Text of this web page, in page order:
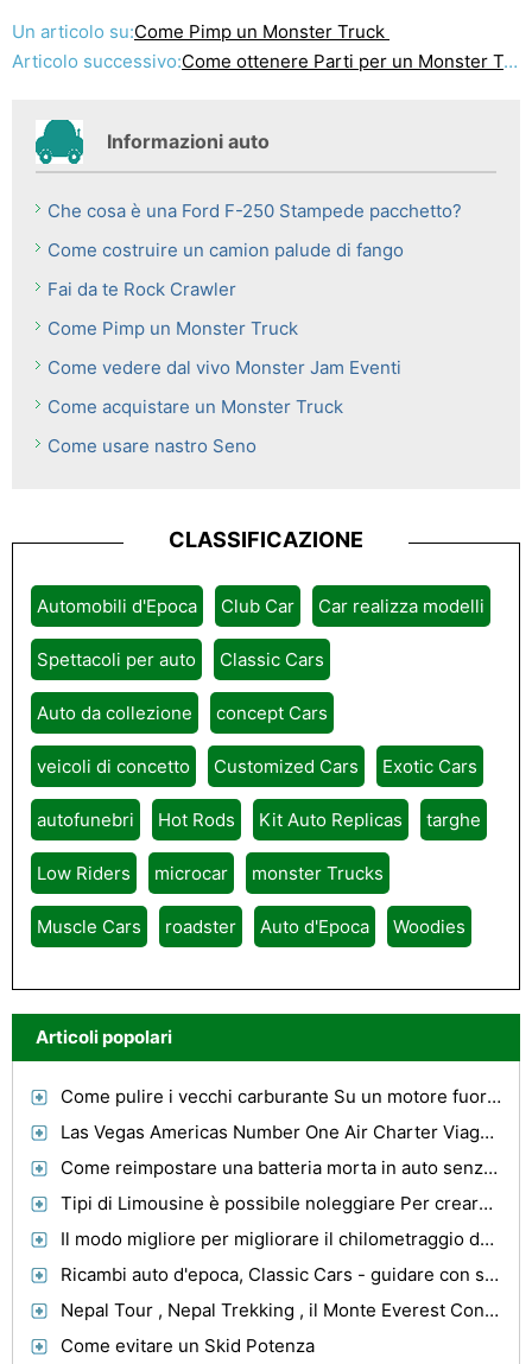
Un articolo su:Come Pimp un Monster Truck
Articolo successivo:Come ottenere Parti per un Monster Truck
Informazioni auto
Che cosa è una Ford F-250 Stampede pacchetto?
Come costruire un camion palude di fango
Fai da te Rock Crawler
Come Pimp un Monster Truck
Come vedere dal vivo Monster Jam Eventi
Come acquistare un Monster Truck
Come usare nastro Seno
CLASSIFICAZIONE
Automobili d'Epoca Club Car Car realizza modelli
Spettacoli per auto Classic Cars
Auto da collezione concept Cars
veicoli di concetto Customized Cars Exotic Cars
autofunebri Hot Rods Kit Auto Replicas targhe
Low Riders microcar monster Trucks
Muscle Cars roadster Auto d'Epoca Woodies
Articoli popolari
Come pulire i vecchi carburante Su un motore fuoribordo
Las Vegas Americas Number One Air Charter Viaggi Destinazione
Come reimpostare una batteria morta in auto senza chiave telecomando
Tipi di Limousine è possibile noleggiare Per creare un grande Impression
Il modo migliore per migliorare il chilometraggio del gas per una Jeep Cherokee
Ricambi auto d'epoca, Classic Cars - guidare con stile lo stile classico
Nepal Tour , Nepal Trekking , il Monte Everest Con Angelo Nepal Tour e trekking
Come evitare un Skid Potenza